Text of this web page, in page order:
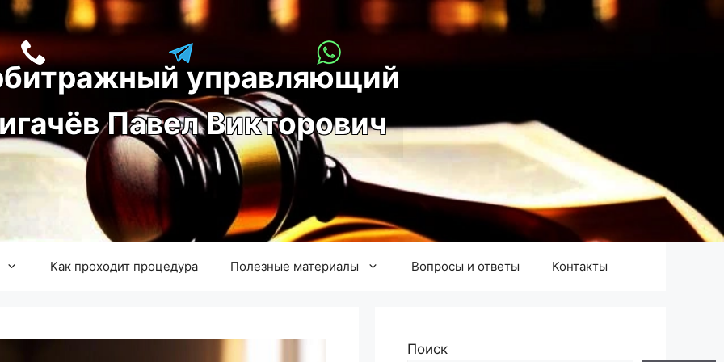
управляющий
игачёв Павел Викторович
Как проходит процедура Полезные материалы Вопросы и ответы Контакты
Поиск